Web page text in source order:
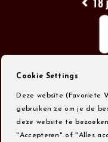
Cookie Settings
Deze website (Favoriete
gebruiken ze om je de
deze website te
"Accepteren" of "Alles